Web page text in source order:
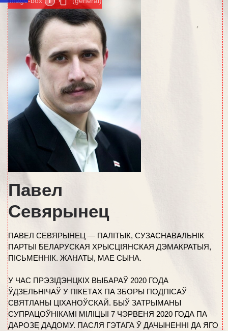
Павел
Севярынец
ПАВЕЛ СЕВЯРЫНЕЦ — ПАЛІТЫК, СУЗАСНАВАЛЬНІК
ПАРТЫІ БЕЛАРУСКАЯ ХРЫСЦІЯНСКАЯ ДЭМАКРАТЫЯ,
ПІСЬМЕННІК. ЖАНАТЫ, МАЕ СЫНА.
У ЧАС ПРЭЗІДЭНЦКІХ ВЫБАРАЎ 2020 ГОДА
ЎДЗЕЛЬНІЧАЎ У ПІКЕТАХ ПА ЗБОРЫ ПОДПІСАЎ
СВЯТЛАНЫ ЦІХАНОЎСКАЙ. БЫЎ ЗАТРЫМАНЫ
СУПРАЦОЎНІКАМІ МІЛІЦЫІ 7 ЧЭРВЕНЯ 2020 ГОДА ПА
ДАРОЗЕ ДАДОМУ. ПАСЛЯ ГЭТАГА Ў ДАЧЫНЕННІ ДА ЯГО